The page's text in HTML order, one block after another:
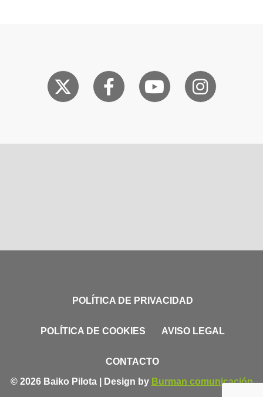
POLÍTICA DE PRIVACIDAD
POLÍTICA DE COOKIES AVISO LEGAL
CONTACTO
© 2026 Baiko Pilota | Design by Burman comunicación